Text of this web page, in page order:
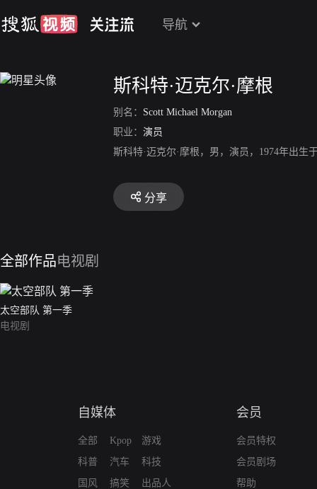
导航
斯科特·迈克尔·摩根
别名： Scott Michael Morgan
职业： 演员
斯科特·迈克尔·摩根，男，演员，1974年出生
分享
全部作品电视剧
太空部队 第一季
电视剧
自媒体
全部
科普
国风
Kpop
汽车
搞笑
游戏
科技
出品人
会员
会员特权
会员剧场
帮助